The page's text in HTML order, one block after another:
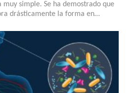
simple. Se ha demostrado que
drásticamente la forma en…